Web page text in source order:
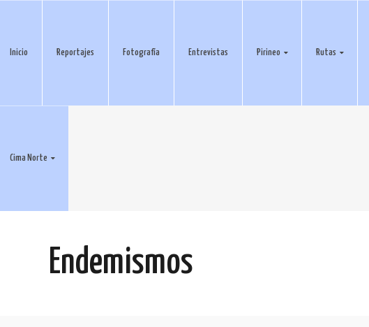
Inicio Reportajes Fotografía Entrevistas Pirineo Rutas
Cima Norte
Endemismos